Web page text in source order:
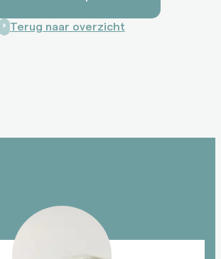
Terug naar overzicht